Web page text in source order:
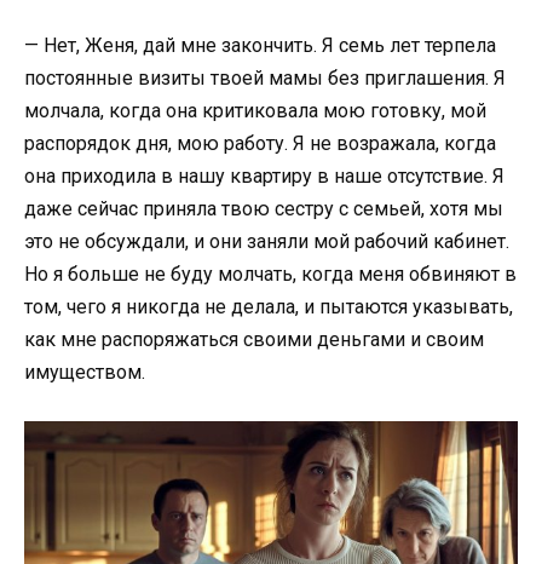
— Нет, Женя, дай мне закончить. Я семь лет терпела
постоянные визиты твоей мамы без приглашения. Я
молчала, когда она критиковала мою готовку, мой
распорядок дня, мою работу. Я не возражала, когда
она приходила в нашу квартиру в наше отсутствие. Я
даже сейчас приняла твою сестру с семьей, хотя мы
это не обсуждали, и они заняли мой рабочий кабинет.
Но я больше не буду молчать, когда меня обвиняют в
том, чего я никогда не делала, и пытаются указывать,
как мне распоряжаться своими деньгами и своим
имуществом.